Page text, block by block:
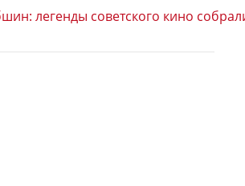
легенды советского кино